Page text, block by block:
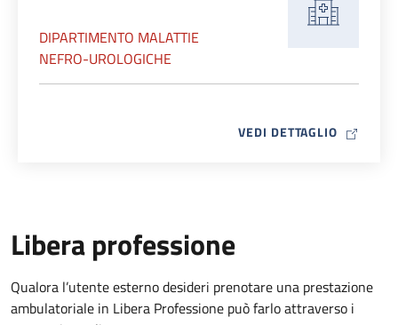
DIPARTIMENTO MALATTIE
NEFRO-UROLOGICHE
VEDI DETTAGLIO MAP ICON
Libera professione
Qualora l’utente esterno desideri prenotare una prestazione
ambulatoriale in Libera Professione può farlo attraverso i